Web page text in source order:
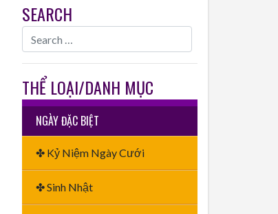
SEARCH
THỂ LOẠI/DANH MỤC
NGÀY ĐẶC BIỆT
✤ Kỷ Niệm Ngày Cưới
✤ Sinh Nhật